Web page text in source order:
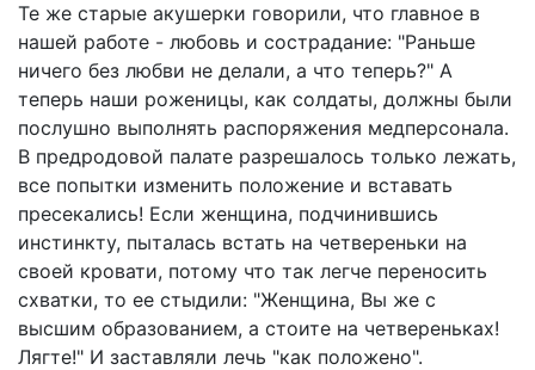
Те же старые акушерки говорили, что главное в
нашей работе - любовь и сострадание: "Раньше
ничего без любви не делали, а что теперь?" А
теперь наши роженицы, как солдаты, должны были
послушно выполнять распоряжения медперсонала.
В предродовой палате разрешалось только лежать,
все попытки изменить положение и вставать
пресекались! Если женщина, подчинившись
инстинкту, пыталась встать на четвереньки на
своей кровати, потому что так легче переносить
схватки, то ее стыдили: "Женщина, Вы же с
высшим образованием, а стоите на четвереньках!
Лягте!" И заставляли лечь "как положено".